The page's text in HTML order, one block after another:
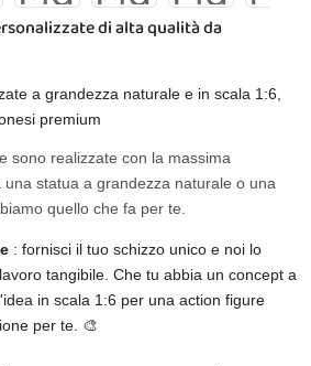
di alta qualità da
a grandezza naturale e in scala 1:6,
premium
sono realizzate con la massima
statua a grandezza naturale o una
quello che fa per te.
: fornisci il tuo schizzo unico e noi lo
tangibile. Che tu abbia un concept a
in scala 1:6 per una action figure
per te. 🎨